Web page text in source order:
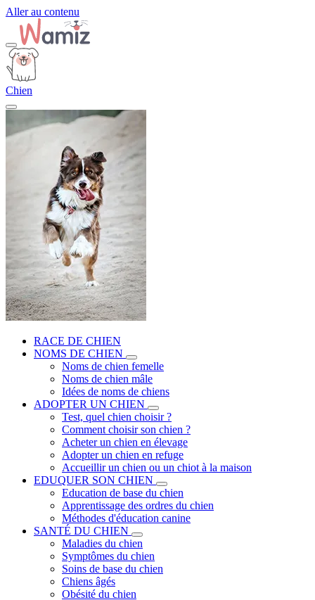
Aller au contenu
Chien
RACE DE CHIEN
NOMS DE CHIEN
Noms de chien femelle
Noms de chien mâle
Idées de noms de chiens
ADOPTER UN CHIEN
Test, quel chien choisir ?
Comment choisir son chien ?
Acheter un chien en élevage
Adopter un chien en refuge
Accueillir un chien ou un chiot à la maison
EDUQUER SON CHIEN
Education de base du chien
Apprentissage des ordres du chien
Méthodes d'éducation canine
SANTÉ DU CHIEN
Maladies du chien
Symptômes du chien
Soins de base du chien
Chiens âgés
Obésité du chien